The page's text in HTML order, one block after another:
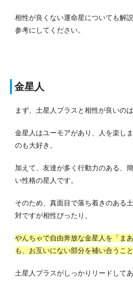
相性が良くない運命星についても解
参考にしてください。
金星人
まず、土星人プラスと相性が良いのは
金星人はユーモアがあり、人を楽し
のも大好き。
加えて、友達が多く行動力のある、
い性格の星人です。
そのため、真面目で落ち着きのある
対ですが相性ぴったり。
やんちゃで自由奔放な金星人を「ま
も、お互いにない部分を補い合うこ
土星人プラスがしっかりリードして